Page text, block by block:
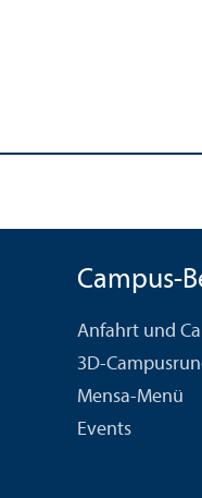
Campus-
Anfahrt und
3D-
Mensa-Menü
Events